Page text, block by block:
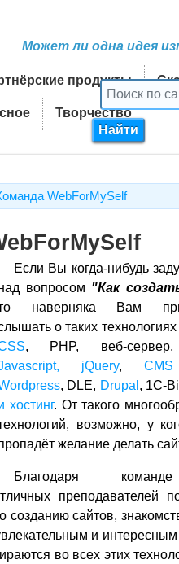
Может ли одна идея
продукты
Творчество
WebForMySelf
Если Вы когда-нибудь
вопросом "Как
наверняка Вам
о таких технологиях
, PHP, веб-сервер,
jQuery,
, DLE, Drupal , 1C-
хостинг. От такого
возможно, у
желание делать
Благодаря
преподавателей
сайтов,
и
во всех этих